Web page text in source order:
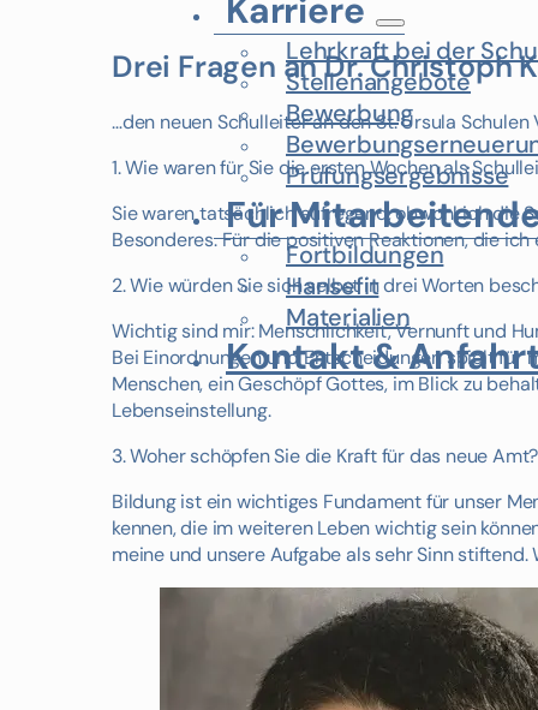
Karriere
Lehrkraft bei der
Stellenangebote
Bewerbung
Prüfungsergebnisse
Für
Fortbildungen
Hansefit
Materialien
Kontakt &
Drei Fragen an Dr. Christoph
…den neuen Schulleiter an den St. Ursula Schulen
1. Wie waren für Sie die ersten Wochen als
Sie waren tatsächlich aufregend, obwohl ich die
Besonderes. Für die positiven Reaktionen, die
2. Wie würden Sie sich selbst in drei Worten
Wichtig sind mir: Menschlichkeit, Vernunft und
Bei Einordnungen und Entscheidungen spielt für
Menschen, ein Geschöpf Gottes, im Blick zu
Lebenseinstellung.
3. Woher schöpfen Sie die Kraft für das neue Amt?
Bildung ist ein wichtiges Fundament für unser
kennen, die im weiteren Leben wichtig sein
meine und unsere Aufgabe als sehr Sinn